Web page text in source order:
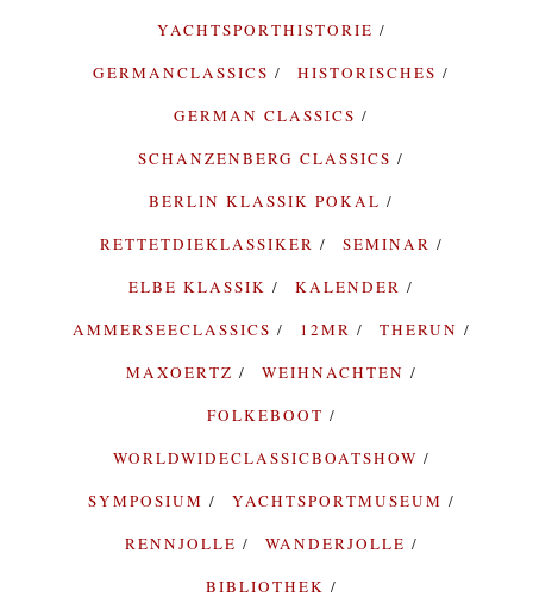
YACHTSPORTHISTORIE
GERMANCLASSICS
HISTORISCHES
GERMAN CLASSICS
SCHANZENBERG CLASSICS
BERLIN KLASSIK POKAL
RETTETDIEKLASSIKER
SEMINAR
ELBE KLASSIK
KALENDER
AMMERSEECLASSICS
12MR
THERUN
MAXOERTZ
WEIHNACHTEN
FOLKEBOOT
WORLDWIDECLASSICBOATSHOW
SYMPOSIUM
YACHTSPORTMUSEUM
RENNJOLLE
WANDERJOLLE
BIBLIOTHEK